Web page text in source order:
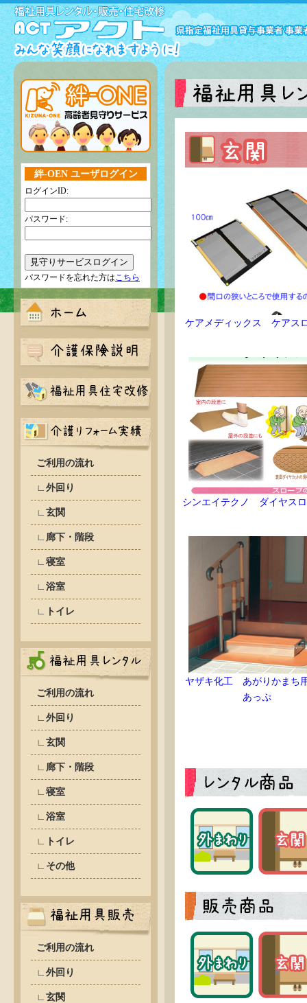
絆-OEN ユーザログイン
ログインID:
パスワード:
パスワードを忘れた方はこちら
ご利用の流れ
∟外回り
∟玄関
∟廊下・階段
∟寝室
∟浴室
∟トイレ
ご利用の流れ
∟外回り
∟玄関
∟廊下・階段
∟寝室
∟浴室
∟トイレ
∟その他
ご利用の流れ
∟外回り
∟玄関
ケアメディックス ケアス
シンエイテクノ ダイヤス
ヤザキ化工 あがりかまち
あっぷ